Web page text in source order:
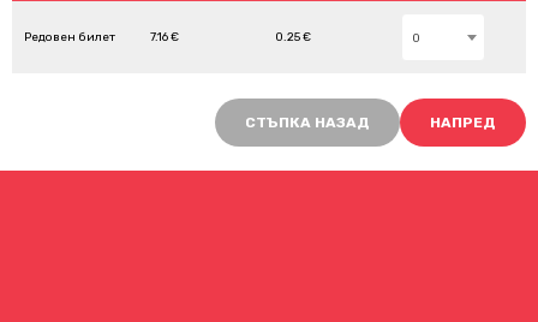
Редовен билет 7.16 € 0.25 € 0
СТЪПКА НАЗАД НАПРЕД